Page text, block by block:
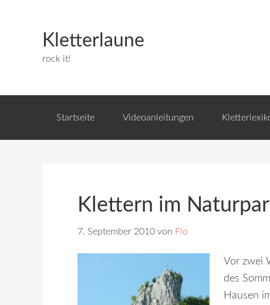
Kletterlaune
rock it!
Startseite Videoanleitungen
Klettern im
7. September 2010 von Flo
Vor zwei
des
Hausen